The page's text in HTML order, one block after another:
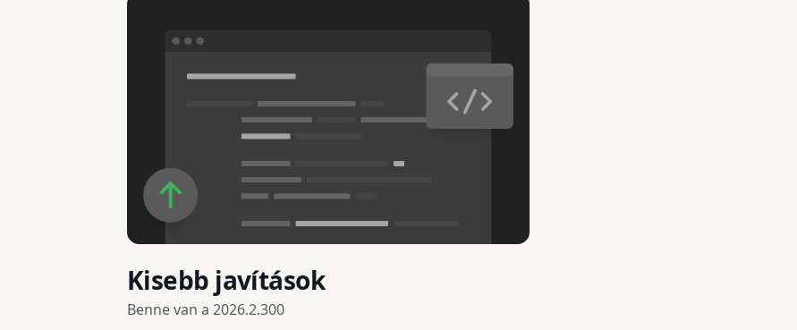
Kisebb javítások
Benne van a 2026.2.300